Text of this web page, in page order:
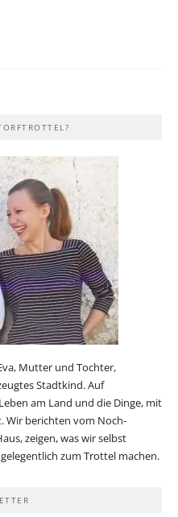
Mutter und Tochter,
Stadtkind. Auf
am Land und die Dinge, mit
Wir berichten vom Noch-
zeigen, was wir selbst
zum Trottel machen.